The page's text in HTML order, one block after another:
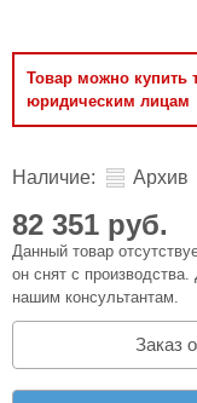
Товар можно купить
юридическим лицам
Наличие: Архив
82 351 руб.
Данный товар
он снят с
нашим консультантам.
Заказ